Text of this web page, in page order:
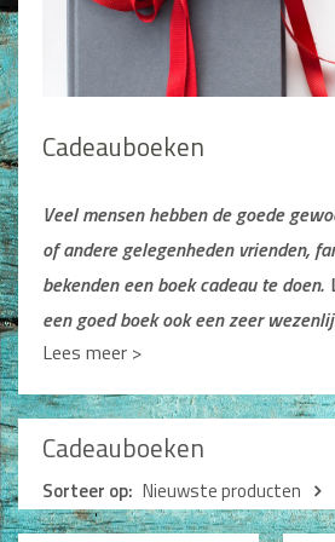
Alle producten
Seksualiteit
Jongerenboeken
Kinderboeken
Kinderbijbels
Voorlezen
Zelf lezen
Alle producten
Cadeauboeken
Gideonietjes
Cadeauboeken
Veel mensen hebben de goede
of andere gelegenheden vrienden,
bekendeneen boek cadeau te doen.
een goed boek ook een zeer
dagelijkse omgang met God. Kortom,
heel kostbaar geschenk!
Je kunt natuurlijk ieder boek cadeau
boeken die wel bijzonder uitnodigen
cadeau te doen. Om eerst een paar
die op deze website onder andere
Lees meer >
Cadeauboeken
Sorteer op: Nieuwste producten